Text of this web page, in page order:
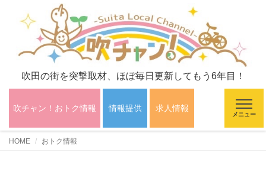
吹田の街を突撃取材、ほぼ毎日更新してもう6年目！
吹チャン！おトク情報 情報提供 求人情報
メニュー
HOME おトク情報